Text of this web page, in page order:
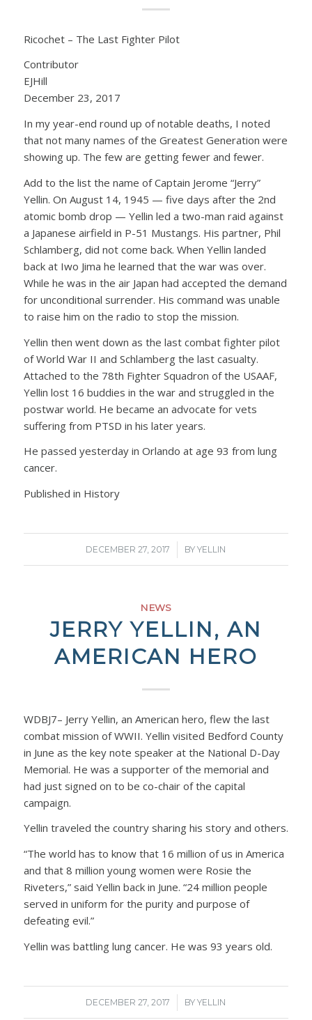
Ricochet – The Last Fighter Pilot
Contributor
EJHill
December 23, 2017
In my year-end round up of notable deaths, I noted
that not many names of the Greatest Generation were
showing up. The few are getting fewer and fewer.
Add to the list the name of Captain Jerome “Jerry”
Yellin. On August 14, 1945 — five days after the 2nd
atomic bomb drop — Yellin led a two-man raid against
a Japanese airfield in P-51 Mustangs. His partner, Phil
Schlamberg, did not come back. When Yellin landed
back at Iwo Jima he learned that the war was over.
While he was in the air Japan had accepted the demand
for unconditional surrender. His command was unable
to raise him on the radio to stop the mission.
Yellin then went down as the last combat fighter pilot
of World War II and Schlamberg the last casualty.
Attached to the 78th Fighter Squadron of the USAAF,
Yellin lost 16 buddies in the war and struggled in the
postwar world. He became an advocate for vets
suffering from PTSD in his later years.
He passed yesterday in Orlando at age 93 from lung
cancer.
Published in History
DECEMBER 27, 2017
/ BYYELLIN
NEWS
JERRY YELLIN, AN
AMERICAN HERO
WDBJ7– Jerry Yellin, an American hero, flew the last
combat mission of WWII. Yellin visited Bedford County
in June as the key note speaker at the National D-Day
Memorial. He was a supporter of the memorial and
had just signed on to be co-chair of the capital
campaign.
Yellin traveled the country sharing his story and others.
“The world has to know that 16 million of us in America
and that 8 million young women were Rosie the
Riveters,” said Yellin back in June. “24 million people
served in uniform for the purity and purpose of
defeating evil.”
Yellin was battling lung cancer. He was 93 years old.
DECEMBER 27, 2017
/ BYYELLIN